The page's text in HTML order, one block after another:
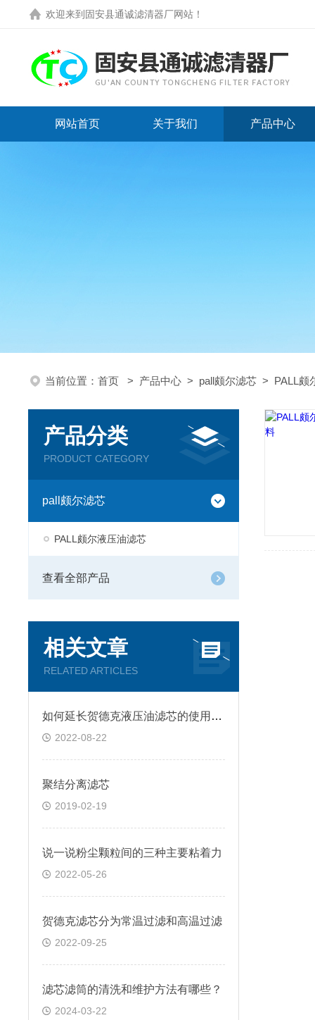
欢迎来到 固安县通诚滤清器厂网站 ！
网站首页 关于我们 产品中心
当前位置： 首页 > 产品中心 > pall颇尔滤芯 > PALL颇
产品分类
PRODUCT CATEGORY
pall颇尔滤芯
PALL颇尔液压油滤芯
查看全部产品
相关文章
RELATED ARTICLES
如何延长贺德克液压油滤芯的使用寿命
2022-08-22
聚结分离滤芯
2019-02-19
说一说粉尘颗粒间的三种主要粘着力
2022-05-26
贺德克滤芯分为常温过滤和高温过滤
2022-09-25
滤芯滤筒的清洗和维护方法有哪些？
2024-03-22